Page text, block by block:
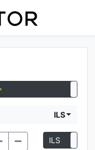
ILS
ILS